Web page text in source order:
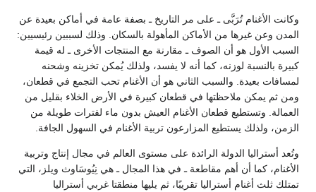
وكانت الأغنام تُرَبَّى ـ على مر التاريخ ـ بصفة عامة في أماكن بعيدة عن
المدن وعن غيرها من الأماكن المأهولة بالسكان. وذلك لسببين رئيسيين:
السبب الأول هو أن الصوف ـ مقارنة مع المنتجات الأخرى ـ له قيمة
كبيرة بالنسبة لوزنه، كما أنه لا يفسد، ولذلك يُمكن تخزينه وشحنه
لمسافات بعيدة. والسبب الثاني هو أن الأغنام تحب التجمع في قطعان،
ومن ثم يمكن ملاحظتها في قطعان كبيرة في الأرض الخلاء بقليل من
العمالة. وتستطيع قطعان الأغنام العيش بدون ماء لفترات طويلة من
الزمن، ولذلك يستطيع المزارعون تربية الأغنام في السهول الجافة.
وتُعد أستراليا الدولة الرائدة على مستوى العالم في مجال إنتاج وتربية
الأغنام، كما أن أهم مقاطعة ـ في هذا المجال ـ هي نِيُوسَاوث ويلز، التي
تمتلك ثلث أغنام أستراليا تقريبًا، ثم يليها منطقتا غربي أستراليا